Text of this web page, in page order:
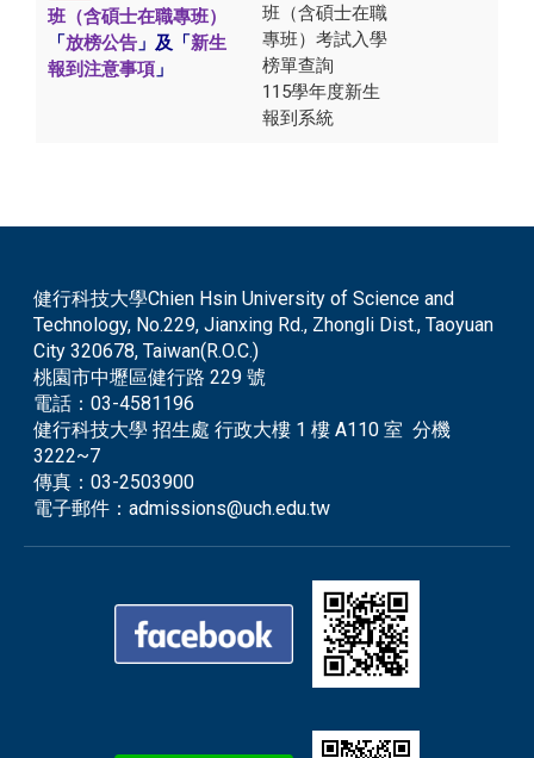
班（含碩士在職專班）
「放榜公告 」及「新生
報到注意事項 」
班（含碩士在職
專班）考試入學
榜單查詢
115學年度新生
報到系統
健行科技大學Chien Hsin University of Science and
Technology, No.229, Jianxing Rd., Zhongli Dist., Taoyuan
City 320678, Taiwan(R.O.C.)
桃園市中壢區健行路 229 號
電話：03-4581196
健行科技大學 招生處 行政大樓 1 樓 A110 室 分機
3222~7
傳真：03-2503900
電子郵件：admissions@uch.edu.tw